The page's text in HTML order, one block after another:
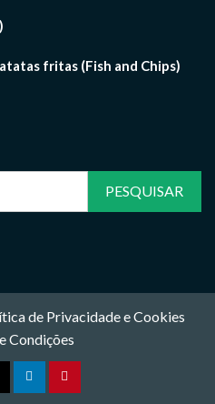
fritas (Fish and Chips)
de Privacidade e Cookies
Condições
LinkedinPinterest